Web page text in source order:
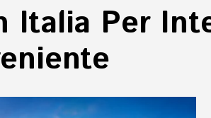
Italia Per